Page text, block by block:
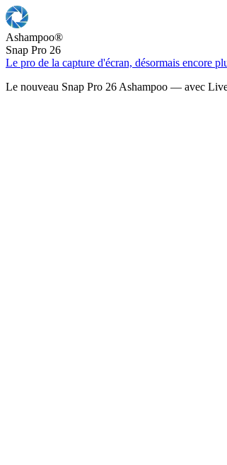
Ashampoo®
Snap Pro 26
Le pro de la capture d'écran, désormais encore
Le nouveau Snap Pro 26 Ashampoo — avec